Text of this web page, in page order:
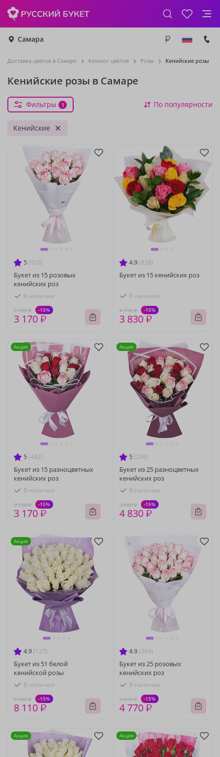
Самара
Доставка цветов в Самаре Каталог цветов Розы Кенийские розы
Кенийские розы в Самаре
Фильтры 1 По популярности
Кенийские
5 (920)
Букет из 15 розовых
кенийских роз
В наличии
3 730 ₽ -15%
3 170 ₽
4.9 (828)
Букет из 15 кенийских роз
В наличии
4 510 ₽ -15%
3 830 ₽
5 (442)
Букет из 15 разноцветных
кенийских роз
В наличии
3 730 ₽ -15%
3 170 ₽
Акция
5 (298)
Букет из 25 разноцветных
кенийских роз
В наличии
5 680 ₽ -15%
4 830 ₽
Акция
4.9 (127)
Букет из 51 белой
кенийской розы
В наличии
9 540 ₽ -15%
8 110 ₽
Акция
4.9 (369)
Букет из 25 розовых
кенийских роз
В наличии
5 610 ₽ -15%
4 770 ₽
Акция Акция